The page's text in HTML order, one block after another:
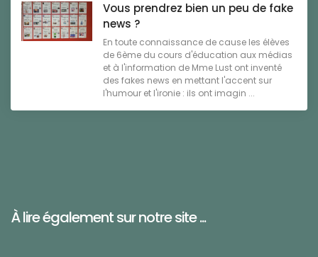
Vous prendrez bien un peu de fake
news ?
En toute connaissance de cause les élèves
de 6ème du cours d'éducation aux médias
et à l'information de Mme Lust ont inventé
des fakes news en mettant l'accent sur
l'humour et l'ironie : ils ont imagin ...
À lire également sur notre site ...